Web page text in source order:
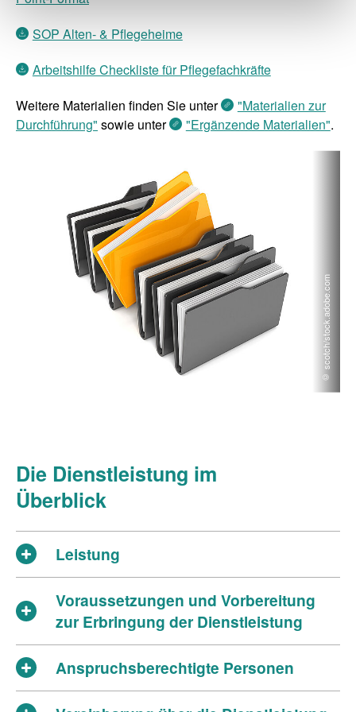
SOP Alten- & Pflegeheime
Arbeitshilfe Checkliste für Pflegefachkräfte
Weitere Materialien finden Sie unter
"Materialien zur
Durchführung" sowie unter "Ergänzende Materialien".
© scotch/stock.adobe.com
Die Dienstleistung im
Überblick
Leistung
Voraussetzungen und Vorbereitung
zur Erbringung der Dienstleistung
Anspruchsberechtigte Personen